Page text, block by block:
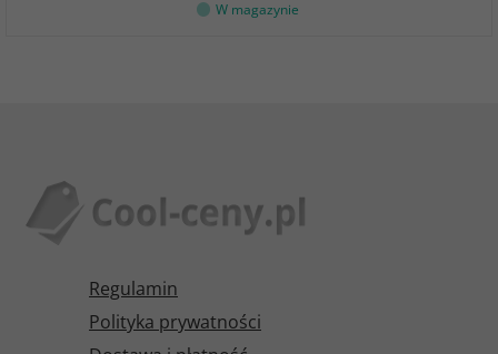
W magazynie
Regulamin
Polityka prywatności